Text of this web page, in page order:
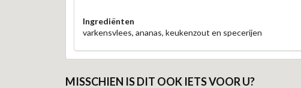
Ingrediënten
varkensvlees, ananas, keukenzout en specerijen
MISSCHIEN IS DIT OOK IETS VOOR U?